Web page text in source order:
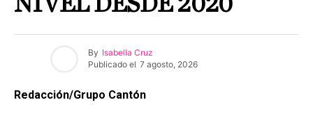
By Isabella Cruz
Publicado el 7 agosto, 2026
Redacción/Grupo Cantón